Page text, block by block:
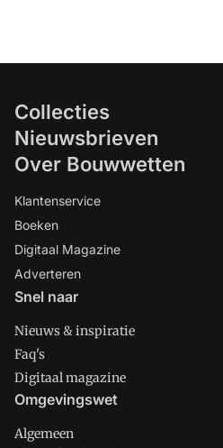
Collecties
Nieuwsbrieven
Over Bouwwetten
Klantenservice
Boeken
Digitaal Magazine
Adverteren
Snel naar
Nieuws & inspiratie
Faq's
Digitaal magazine
Omgevingswet
Algemeen